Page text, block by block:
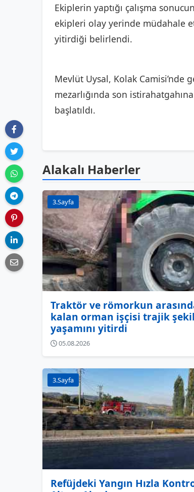
Ekiplerin yaptığı çalışma
ekipleri olay yerinde müdahale
yitirdiği belirlendi.
Mevlüt Uysal, Kolak Camisi’nde
mezarlığında son
başlatıldı.
Alakalı Haberler
3.Sayfa
Traktör ve römorkun
kalan orman işçisi trajik
yaşamını yitirdi
05.08.2026
3.Sayfa
Refüjdeki Yangın Hızla